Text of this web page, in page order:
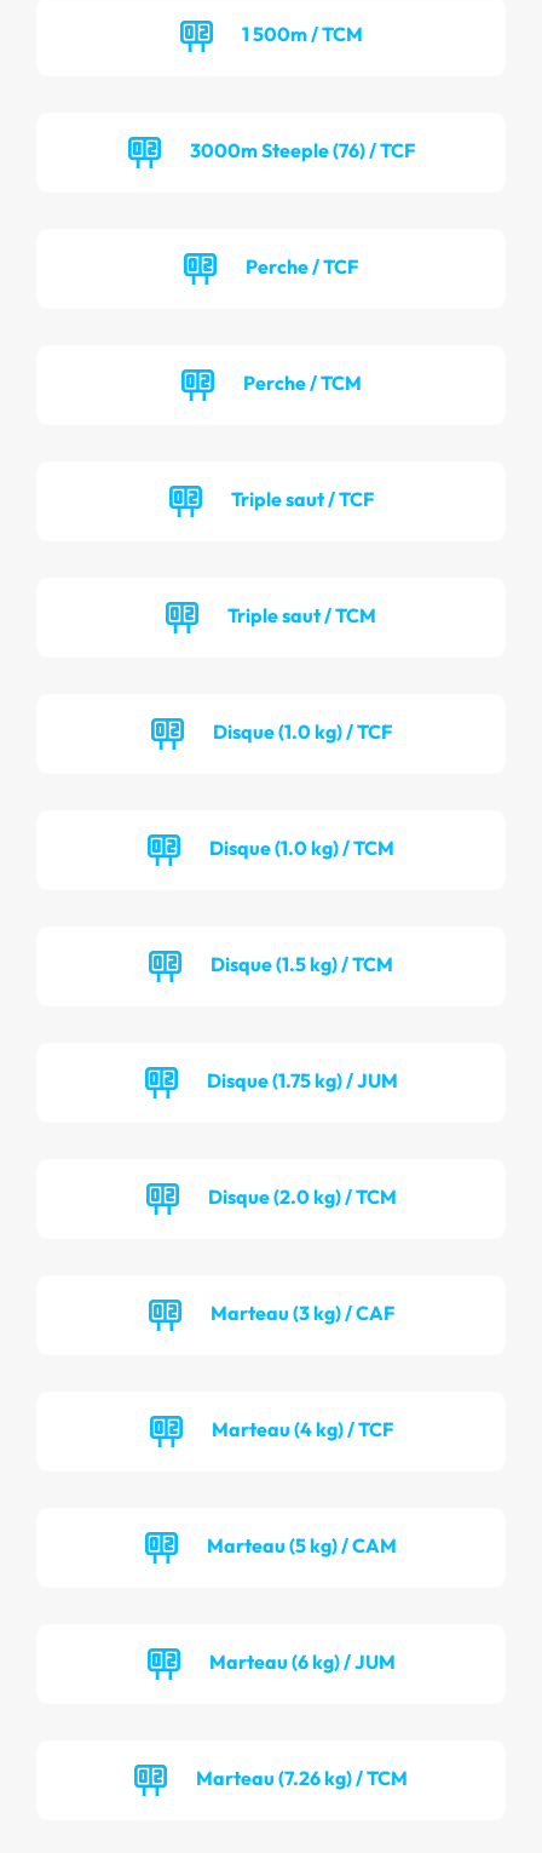
1 500m / TCM
3000m Steeple (76) / TCF
Perche / TCF
Perche / TCM
Triple saut / TCF
Triple saut / TCM
Disque (1.0 kg) / TCF
Disque (1.0 kg) / TCM
Disque (1.5 kg) / TCM
Disque (1.75 kg) / JUM
Disque (2.0 kg) / TCM
Marteau (3 kg) / CAF
Marteau (4 kg) / TCF
Marteau (5 kg) / CAM
Marteau (6 kg) / JUM
Marteau (7.26 kg) / TCM